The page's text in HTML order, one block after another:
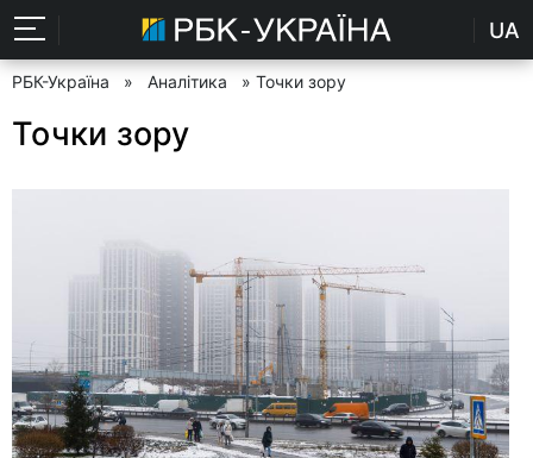
UA
РБК-Україна » Аналітика » Точки зору
Точки зору